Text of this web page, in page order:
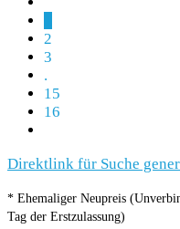
2
3
.
15
16
Direktlink für Suche
* Ehemaliger Neupreis
Tag der Erstzulassung)